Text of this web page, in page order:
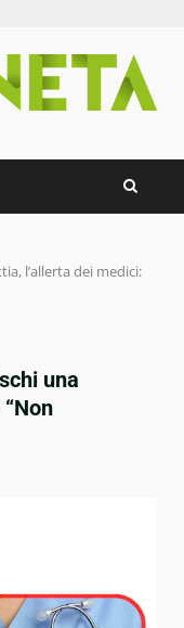
l’allerta dei medici:
una